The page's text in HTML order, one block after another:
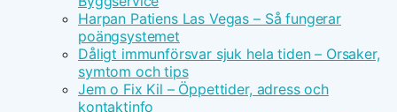
Harpan Patiens Las Vegas – Så fungerar
poängsystemet
Dåligt immunförsvar sjuk hela tiden – Orsaker,
symtom och tips
Jem o Fix Kil – Öppettider, adress och
kontaktinfo